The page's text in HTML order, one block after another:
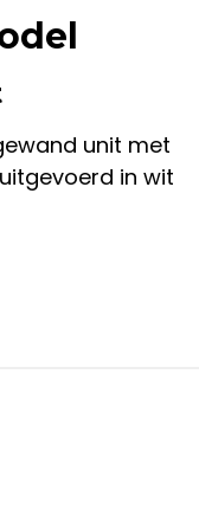
unit met
in wit